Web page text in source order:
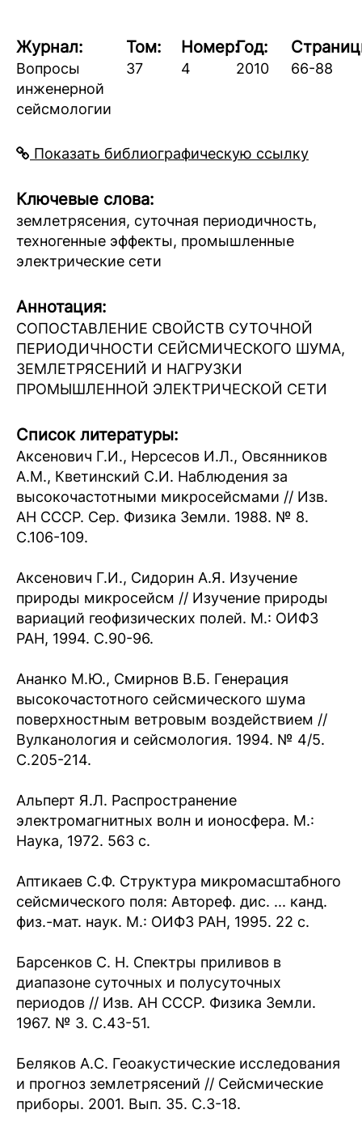
Журнал:
Вопросы
инженерной
сейсмологии
Том:
37
Номер:
4
Год:
2010 66-88
Показать библиографическую ссылку
Ключевые слова:
землетрясения, суточная периодичность,
техногенные эффекты, промышленные
электрические сети
Аннотация:
СОПОСТАВЛЕНИЕ СВОЙСТВ СУТОЧНОЙ
ПЕРИОДИЧНОСТИ СЕЙСМИЧЕСКОГО ШУМА,
ЗЕМЛЕТРЯСЕНИЙ И НАГРУЗКИ
ПРОМЫШЛЕННОЙ ЭЛЕКТРИЧЕСКОЙ СЕТИ
Список литературы:
Аксенович Г.И., Нерсесов И.Л., Овсянников
A.M., Кветинский С.И. Наблюдения за
высокочастотными микросейсмами // Изв.
АН СССР. Сер. Физика Земли. 1988. № 8.
С.106-109.
Аксенович Г.И., Сидорин А.Я. Изучение
природы микросейсм // Изучение природы
вариаций геофизических полей. М.: ОИФЗ
РАН, 1994. С.90-96.
Ананко М.Ю., Смирнов В.Б. Генерация
высокочастотного сейсмического шума
поверхностным ветровым воздействием //
Вулканология и сейсмология. 1994. № 4/5.
С.205-214.
Альперт Я.Л. Распространение
электромагнитных волн и ионосфера. М.:
Наука, 1972. 563 с.
Аптикаев С.Ф. Структура микромасштабного
сейсмического поля: Автореф. дис. ... канд.
физ.-мат. наук. М.: ОИФЗ РАН, 1995. 22 с.
Барсенков С. Н. Спектры приливов в
диапазоне суточных и полусуточных
периодов // Изв. АН СССР. Физика Земли.
1967. № 3. С.43-51.
Беляков А.С. Геоакустические исследования
и прогноз землетрясений // Сейсмические
приборы. 2001. Вып. 35. С.3-18.